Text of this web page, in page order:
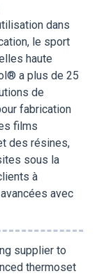
dans
le sport
haute
a plus de 25
de
fabrication
films
des résines,
sous la
à
avec
supplier to
thermoset